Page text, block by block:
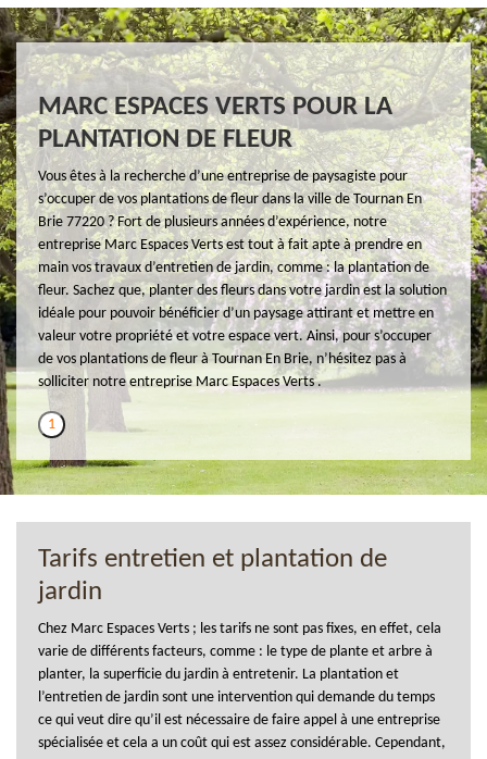
MARC ESPACES VERTS POUR LA
PLANTATION DE FLEUR
Vous êtes à la recherche d’une entreprise de paysagiste pour
s’occuper de vos plantations de fleur dans la ville de Tournan En
Brie 77220 ? Fort de plusieurs années d’expérience, notre
entreprise Marc Espaces Verts est tout à fait apte à prendre en
main vos travaux d’entretien de jardin, comme : la plantation de
fleur. Sachez que, planter des fleurs dans votre jardin est la solution
idéale pour pouvoir bénéficier d’un paysage attirant et mettre en
valeur votre propriété et votre espace vert. Ainsi, pour s’occuper
de vos plantations de fleur à Tournan En Brie, n’hésitez pas à
solliciter notre entreprise Marc Espaces Verts .
1
Tarifs entretien et plantation de
jardin
Chez Marc Espaces Verts ; les tarifs ne sont pas fixes, en effet, cela
varie de différents facteurs, comme : le type de plante et arbre à
planter, la superficie du jardin à entretenir. La plantation et
l’entretien de jardin sont une intervention qui demande du temps
ce qui veut dire qu’il est nécessaire de faire appel à une entreprise
spécialisée et cela a un coût qui est assez considérable. Cependant,